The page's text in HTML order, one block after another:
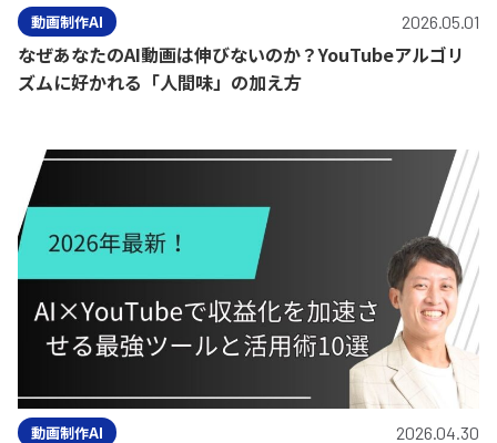
動画制作AI 2026.05.01
なぜあなたのAI動画は伸びないのか？YouTubeアルゴリ
ズムに好かれる「人間味」の加え方
動画制作AI 2026.04.30